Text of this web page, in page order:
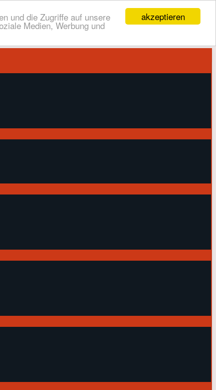
akzeptieren
und die Zugriffe auf unsere
Medien, Werbung und